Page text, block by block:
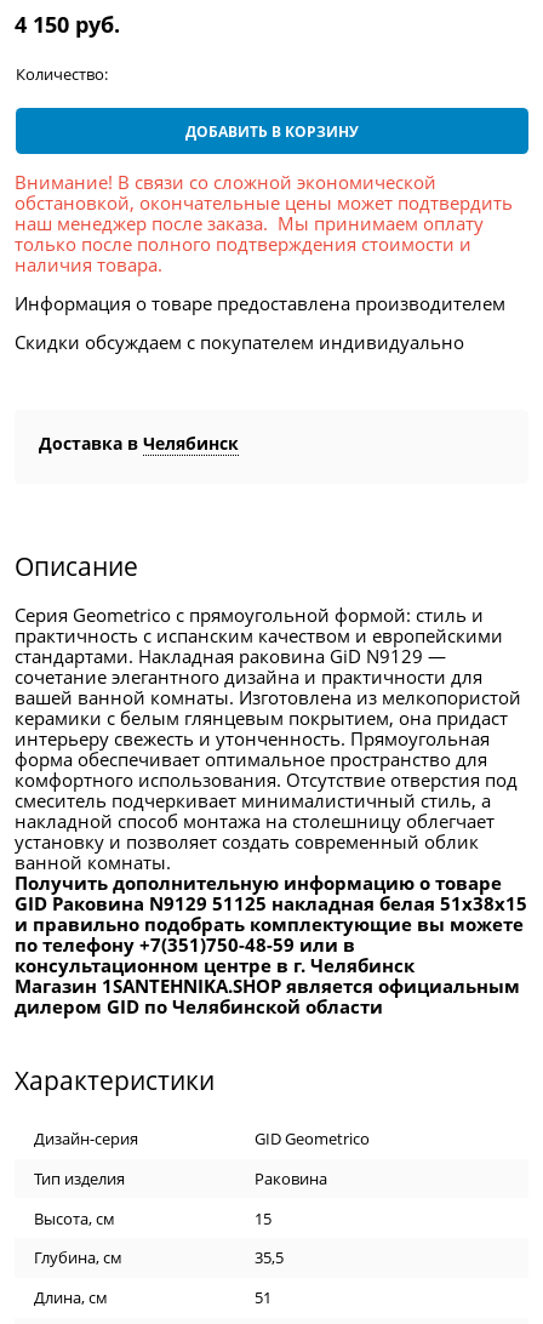
4 150 руб.
Количество:
ДОБАВИТЬ В КОРЗИНУ
Внимание! В связи со сложной экономической
обстановкой, окончательные цены может подтвердить
наш менеджер после заказа. Мы принимаем оплату
только после полного подтверждения стоимости и
наличия товара.
Информация о товаре предоставлена производителем
Скидки обсуждаем с покупателем индивидуально
Доставка в Челябинск
Описание
Серия Geometrico с прямоугольной формой: стиль и
практичность с испанским качеством и европейскими
стандартами. Накладная раковина GiD N9129 —
сочетание элегантного дизайна и практичности для
вашей ванной комнаты. Изготовлена из мелкопористой
керамики с белым глянцевым покрытием, она придаст
интерьеру свежесть и утонченность. Прямоугольная
форма обеспечивает оптимальное пространство для
комфортного использования. Отсутствие отверстия под
смеситель подчеркивает минималистичный стиль, а
накладной способ монтажа на столешницу облегчает
установку и позволяет создать современный облик
ванной комнаты.
Получить дополнительную информацию о товаре
GID Раковина N9129 51125 накладная белая 51x38x15
и правильно подобрать комплектующие вы можете
по телефону +7(351)750-48-59 или в
консультационном центре в г. Челябинск
Магазин 1SANTEHNIKA.SHOP является официальным
дилером GID по Челябинской области
Характеристики
Дизайн-серия
GID Geomеtrico
Тип изделия
Раковина
Высота, см
15
Глубина, см
35,5
Длина, см
51